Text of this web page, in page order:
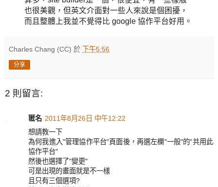
也很美觀，但英文介面對一些人來說是個困擾，
而且整體上我並不覺得比 google 協作平台好用。
Charles Chang (CC) 於 下午5:56
分享
2 則留言:
匿名 2011年8月26日 中午12:22
想請教一下
為何我進入"管理協作平台"頁面後，再選左欄"一般"的"共用此
協作平台"
然後也選擇了"變更"
可是出現的畫面就是不一樣
且只有三個選項?